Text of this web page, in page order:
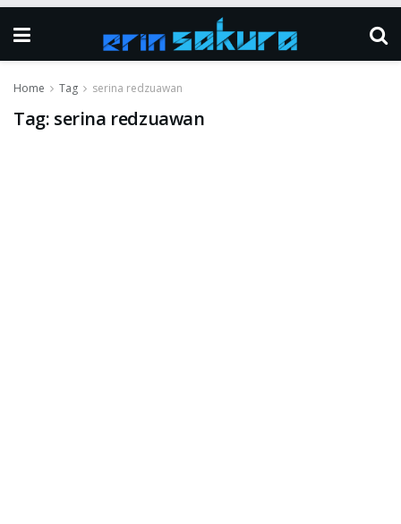
Home Tag serina redzuawan
Tag: serina redzuawan